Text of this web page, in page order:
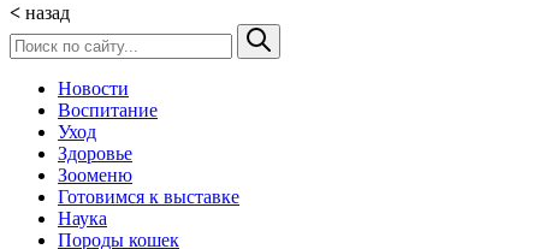
< назад
Новости
Воспитание
Уход
Здоровье
Зооменю
Готовимся к выставке
Наука
Породы кошек